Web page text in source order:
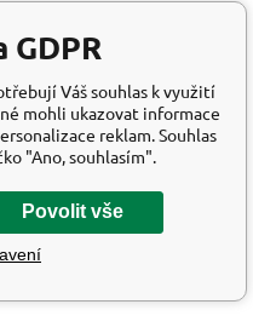
GDPR
Váš souhlas k využití
mohli ukazovat informace
reklam. Souhlas
"Ano, souhlasím".
Povolit vše